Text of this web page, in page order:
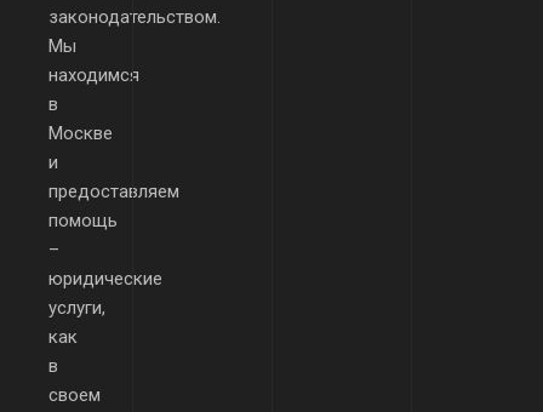
законодательством.
Мы
находимся
в
Москве
и
предоставляем
помощь
–
юридические
услуги,
как
в
своем